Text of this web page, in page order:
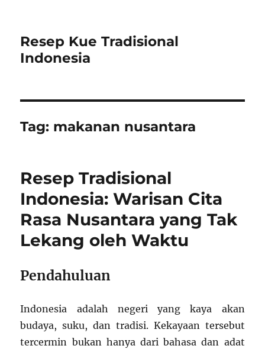
Resep Kue Tradisional
Indonesia
Tag: makanan nusantara
Resep Tradisional
Indonesia: Warisan Cita
Rasa Nusantara yang Tak
Lekang oleh Waktu
Pendahuluan
Indonesia adalah negeri yang kaya akan
budaya, suku, dan tradisi. Kekayaan tersebut
tercermin bukan hanya dari bahasa dan adat